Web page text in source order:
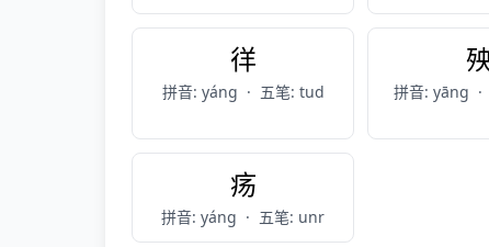
徉
拼音: yáng · 五笔: tud 拼音: yāng ·
疡
拼音: yáng · 五笔: unr